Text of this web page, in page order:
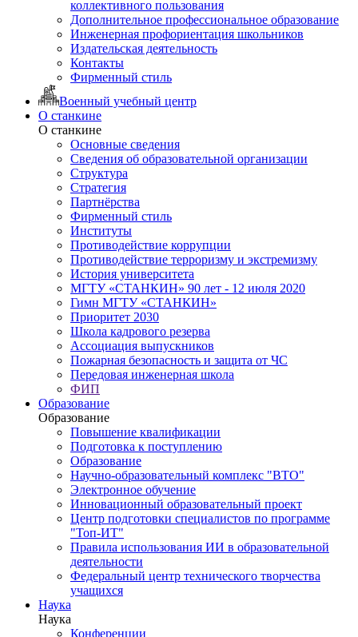
коллективного пользования
Дополнительное профессиональное образование
Инженерная профориентация школьников
Издательская деятельность
Контакты
Фирменный стиль
Военный учебный центр
О станкине
О станкине
Основные сведения
Сведения об образовательной организации
Структура
Стратегия
Партнёрства
Фирменный стиль
Институты
Противодействие коррупции
Противодействие терроризму и экстремизму
История университета
МГТУ «СТАНКИН» 90 лет - 12 июля 2020
Гимн МГТУ «СТАНКИН»
Приоритет 2030
Школа кадрового резерва
Ассоциация выпускников
Пожарная безопасность и защита от ЧС
Передовая инженерная школа
ФИП
Образование
Образование
Повышение квалификации
Подготовка к поступлению
Образование
Научно-образовательный комплекс "ВТО"
Электронное обучение
Инновационный образовательный проект
Центр подготовки специалистов по программе
"Топ-ИТ"
Правила использования ИИ в образовательной
деятельности
Федеральный центр технического творчества
учащихся
Наука
Наука
Конференции